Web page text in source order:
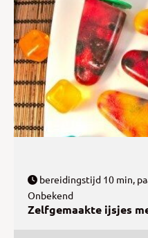
bereidingstijd 10 min,
Onbekend
Zelfgemaakte ijsjes